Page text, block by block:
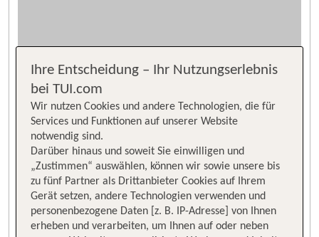
Ihre Entscheidung – Ihr Nutzungserlebnis
bei TUI.com
Wir nutzen Cookies und andere Technologien, die für
Services und Funktionen auf unserer Website
notwendig sind.
Darüber hinaus und soweit Sie einwilligen und
„Zustimmen“ auswählen, können wir sowie unsere bis
zu fünf Partner als Drittanbieter Cookies auf Ihrem
Gerät setzen, andere Technologien verwenden und
personenbezogene Daten [z. B. IP-Adresse] von Ihnen
erheben und verarbeiten, um Ihnen auf oder neben